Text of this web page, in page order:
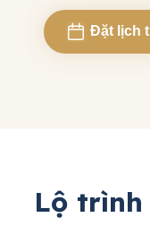
Đặt lịch
Lộ trình